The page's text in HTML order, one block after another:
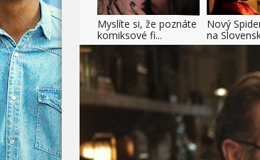
Myslíte si, že poznáte
komiksové fi...
Nový
na